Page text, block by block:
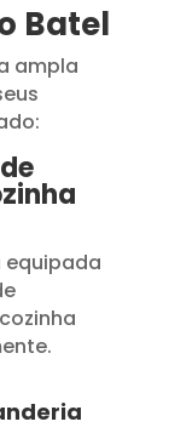
Batel
ampla
equipada